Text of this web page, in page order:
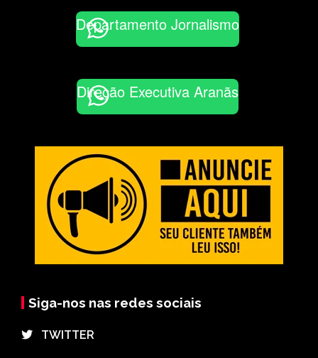
Departamento Jornalismo
Direção Executiva Aranãs
Siga-nos nas redes sociais
⠀TWITTER